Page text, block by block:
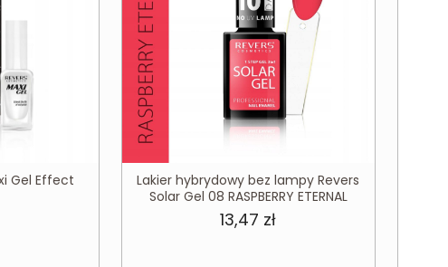
Gel Effect
Lakier hybrydowy bez lampy Revers
Solar Gel 08 RASPBERRY ETERNAL
13,47 zł